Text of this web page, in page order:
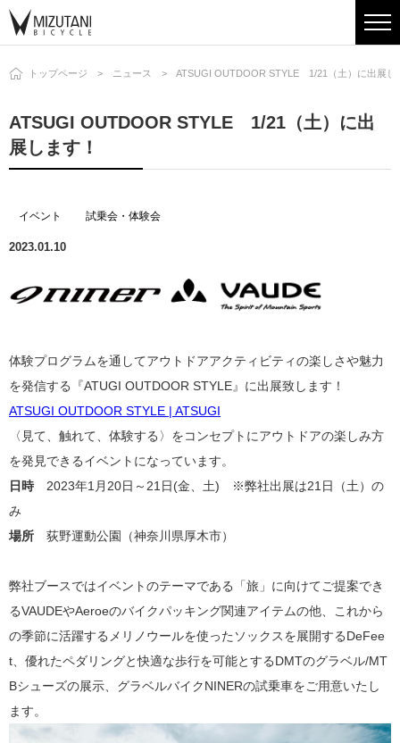
トップページ ニュース ATSUGI OUTDOOR STYLE 1/21（土）に出展し
ATSUGI OUTDOOR STYLE 1/21（土）に出
展します！
イベント 試乗会・体験会
2023.01.10
体験プログラムを通してアウトドアアクティビティの楽しさや魅力
を発信する『ATUGI OUTDOOR STYLE』に出展致します！
ATSUGI OUTDOOR STYLE | ATSUGI
〈見て、触れて、体験する〉をコンセプトにアウトドアの楽しみ方
を発見できるイベントになっています。
日時
2023年1月20日～21日(金、土) ※弊社出展は21日（土）の
み
場所
荻野運動公園（神奈川県厚木市）
弊社ブースではイベントのテーマである「旅」に向けてご提案でき
るVAUDEやAeroeのバイクパッキング関連アイテムの他、これから
の季節に活躍するメリノウールを使ったソックスを展開するDeFee
t、優れたペダリングと快適な歩行を可能とするDMTのグラベル/MT
Bシューズの展示、グラベルバイクNINERの試乗車をご用意いたし
ます。